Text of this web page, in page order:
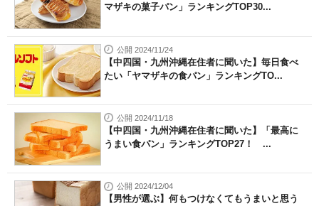
マザキの菓子パン」ランキングTOP30...
公開 2024/11/24
【中四国・九州沖縄在住者に聞いた】毎日食べ
たい「ヤマザキの食パン」ランキングTO...
公開 2024/11/18
【中四国・九州沖縄在住者に聞いた】「最高に
うまい食パン」ランキングTOP27！ ...
公開 2024/12/04
【男性が選ぶ】何もつけなくてもうまいと思う